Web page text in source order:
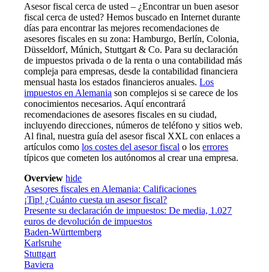
Asesor fiscal cerca de usted – ¿Encontrar un buen asesor
fiscal cerca de usted? Hemos buscado en Internet durante
días para encontrar las mejores recomendaciones de
asesores fiscales en su zona: Hamburgo, Berlín, Colonia,
Düsseldorf, Múnich, Stuttgart & Co. Para su declaración
de impuestos privada o de la renta o una contabilidad más
compleja para empresas, desde la contabilidad financiera
mensual hasta los estados financieros anuales.Los
impuestos en Alemania son complejos si se carece de los
conocimientos necesarios. Aquí encontrará
recomendaciones de asesores fiscales en su ciudad,
incluyendo direcciones, números de teléfono y sitios web.
Al final, nuestra guía del asesor fiscal XXL con enlaces a
artículos comolos costes del asesor fiscal o loserrores
típicos que cometen los autónomos al crear una empresa.
Overview hide
Asesores fiscales en Alemania: Calificaciones
¡Tip! ¿Cuánto cuesta un asesor fiscal?
Presente su declaración de impuestos: De media, 1.027
euros de devolución de impuestos
Baden-Württemberg
Karlsruhe
Stuttgart
Baviera